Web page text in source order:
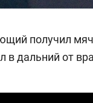
получил
в дальний от